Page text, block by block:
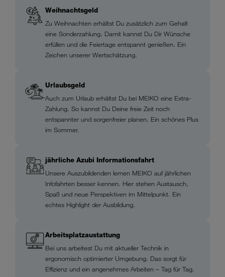
Weihnachtsgeld
Zu Weihnachten erhältst Du zusätzlich zum Gehalt
eine Sonderzahlung. Damit kannst Du Dir Wünsche
erfüllen und die Feiertage entspannt genießen. Ein
Zeichen unserer Wertschätzung.
Urlaubsgeld
Auch zum Urlaub erhältst Du bei MEIKO eine Extra-
Zahlung. So kannst Du Deine freie Zeit noch
entspannter und sorgenfreier planen. Ein schönes Plus
im Sommer.
jährliche Azubi Informationsfahrt
Unsere Auszubildenden lernen MEIKO auf jährlichen
Infofahrten besser kennen. Hier stehen Austausch,
Spaß und neue Perspektiven im Mittelpunkt. Ein
echtes Highlight der Ausbildung.
Arbeitsplatzaustattung
Bei uns arbeitest Du mit aktueller Technik in
ergonomisch optimierter Umgebung. Das sorgt für
Effizienz und ein angenehmes Arbeiten – Tag für Tag.